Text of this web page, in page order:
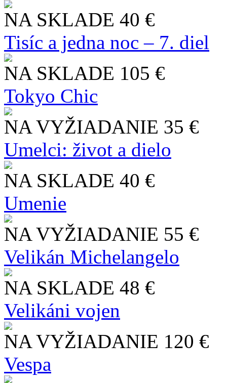
NA SKLADE 40 €
Tisíc a jedna noc – 7. diel
NA SKLADE 105 €
Tokyo Chic
NA VYŽIADANIE 35 €
Umelci: život a dielo
NA SKLADE 40 €
Umenie
NA VYŽIADANIE 55 €
Velikán Michelangelo
NA SKLADE 48 €
Velikáni vojen
NA VYŽIADANIE 120 €
Vespa